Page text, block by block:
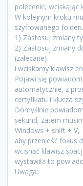
polecenie, wciskając
W kolejnym kroku
szyfrowanego
1) Zastosuj zmiany
2) Zastosuj zmiany
(zalecane)
i wciskamy klawisz
Pojawi się
automatycznie, z
certyfikatu i klucza
Domyślnie
sekund, zatem
Windows + shift + V,
aby przenieść fokus
wcisnąć klawisz
wystawiła to
Uwaga: